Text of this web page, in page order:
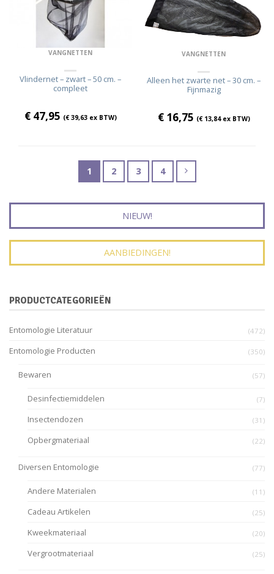
VANGNETTEN
Vlindernet – zwart – 50 cm. –
compleet
€47,95 (€39,63ex BTW)
VANGNETTEN
Alleen het zwarte net – 30 cm. –
Fijnmazig
€16,75 (€13,84ex BTW)
1 2 3 4
NIEUW!
AANBIEDINGEN!
PRODUCTCATEGORIEËN
Entomologie Literatuur (472)
Entomologie Producten (350)
Bewaren (57)
Desinfectiemiddelen (7)
Insectendozen (31)
Opbergmateriaal (22)
Diversen Entomologie (77)
Andere Materialen (11)
Cadeau Artikelen (25)
Kweekmateriaal (20)
Vergrootmateriaal (25)